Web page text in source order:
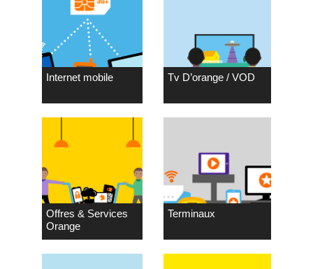
Internet mobile Tv D’orange / VOD
Offres & Services
Orange
Terminaux